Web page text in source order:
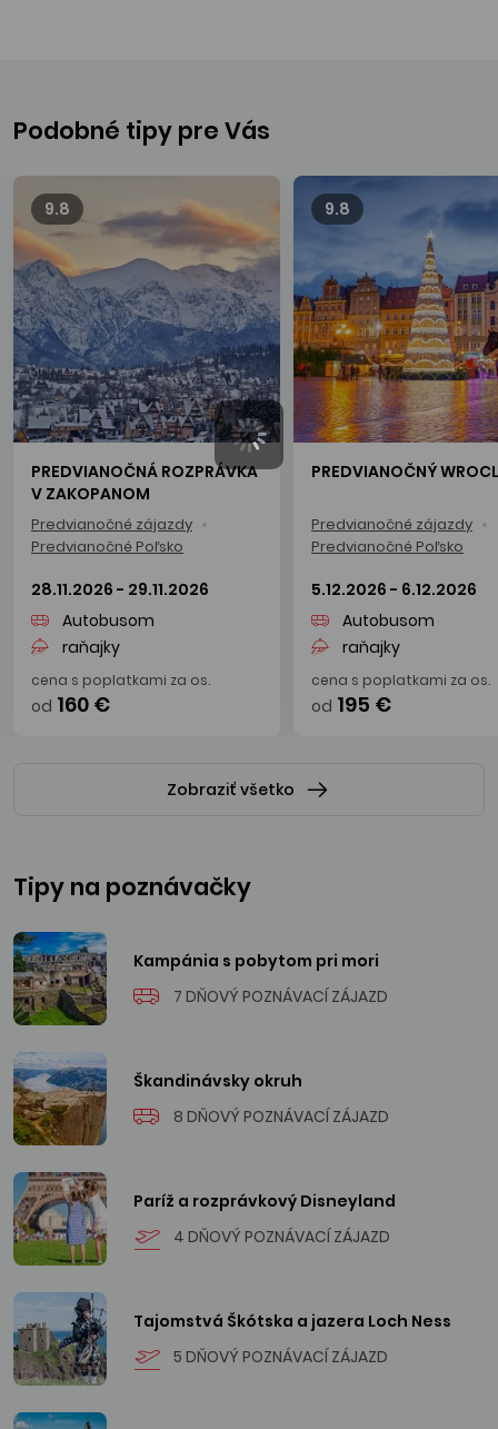
Podobné tipy pre Vás
9.8
PREDVIANOČNÁ ROZPRÁVKA
V ZAKOPANOM
Predvianočné zájazdy
Predvianočné Poľsko
28.11.2026 - 29.11.2026
Autobusom
raňajky
cena s poplatkami za os.
od 160 €
9.8
PREDVIANOČNÝ
Predvianočné zájazdy
Predvianočné Poľsko
5.12.2026 - 6.12.2026
Autobusom
raňajky
cena s poplatkami za os.
od 195 €
Zobraziť všetko
Tipy na poznávačky
Kampánia s pobytom pri mori
7 DŇOVÝ POZNÁVACÍ ZÁJAZD
Škandinávsky okruh
8 DŇOVÝ POZNÁVACÍ ZÁJAZD
Paríž a rozprávkový Disneyland
4 DŇOVÝ POZNÁVACÍ ZÁJAZD
Tajomstvá Škótska a jazera Loch Ness
5 DŇOVÝ POZNÁVACÍ ZÁJAZD